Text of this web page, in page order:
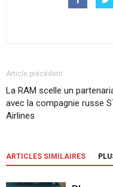
Article précédent
La RAM scelle un
avec la compagnie russe
Airlines
ARTICLES SIMILAIRES